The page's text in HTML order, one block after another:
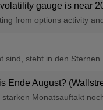
gauge is near
from options activity
steht in den
Ende August?
Monatsauftakt